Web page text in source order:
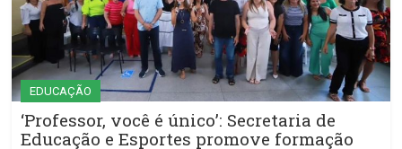
EDUCAÇÃO
‘Professor, você é único’: Secretaria de
Educação e Esportes promove formação